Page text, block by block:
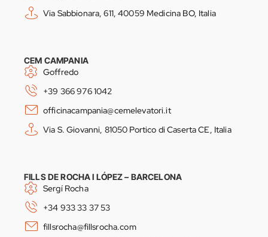
Via Sabbionara, 611, 40059 Medicina BO, Italia
CEM CAMPANIA
Goffredo
+39 366 976 1042
officinacampania@cemelevatori.it
Via S. Giovanni, 81050 Portico di Caserta CE, Italia
FILLS DE ROCHA I LÓPEZ – BARCELONA
Sergí Rocha
+34 933 33 37 53
fillsrocha@fillsrocha.com